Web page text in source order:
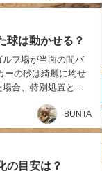
球は動かせる？
フ場が当面の間バ
ーの砂は綺麗に均せ
合、特別処置とし
BUNTA
の目安は？